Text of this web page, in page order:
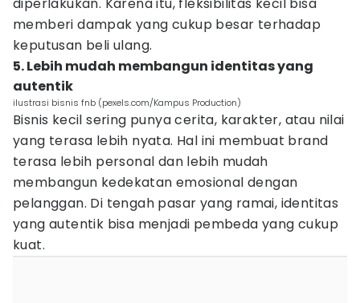
memberi dampak yang cukup besar terhadap
keputusan beli ulang.
5. Lebih mudah membangun identitas yang
autentik
ilustrasi bisnis fnb (pexels.com/Kampus Production)
Bisnis kecil sering punya cerita, karakter, atau nilai
yang terasa lebih nyata. Hal ini membuat brand
terasa lebih personal dan lebih mudah
membangun kedekatan emosional dengan
pelanggan. Di tengah pasar yang ramai, identitas
yang autentik bisa menjadi pembeda yang cukup
kuat.